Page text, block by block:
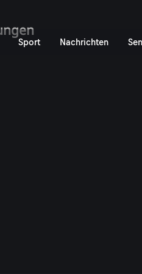
Sport Nachrichten